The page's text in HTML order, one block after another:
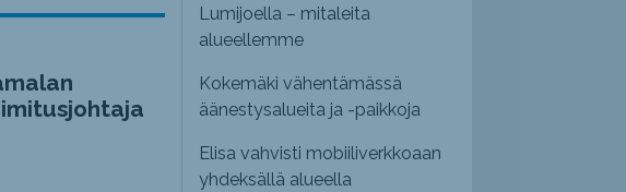
Lumijoella – mitaleita
alueellemme
Kokemäki vähentämässä
äänestysalueita ja -paikkoja
Elisa vahvisti mobiiliverkkoaan
yhdeksällä alueella